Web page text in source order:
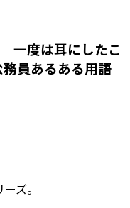
一度は耳にしたこ
員あるある用語
ズ。